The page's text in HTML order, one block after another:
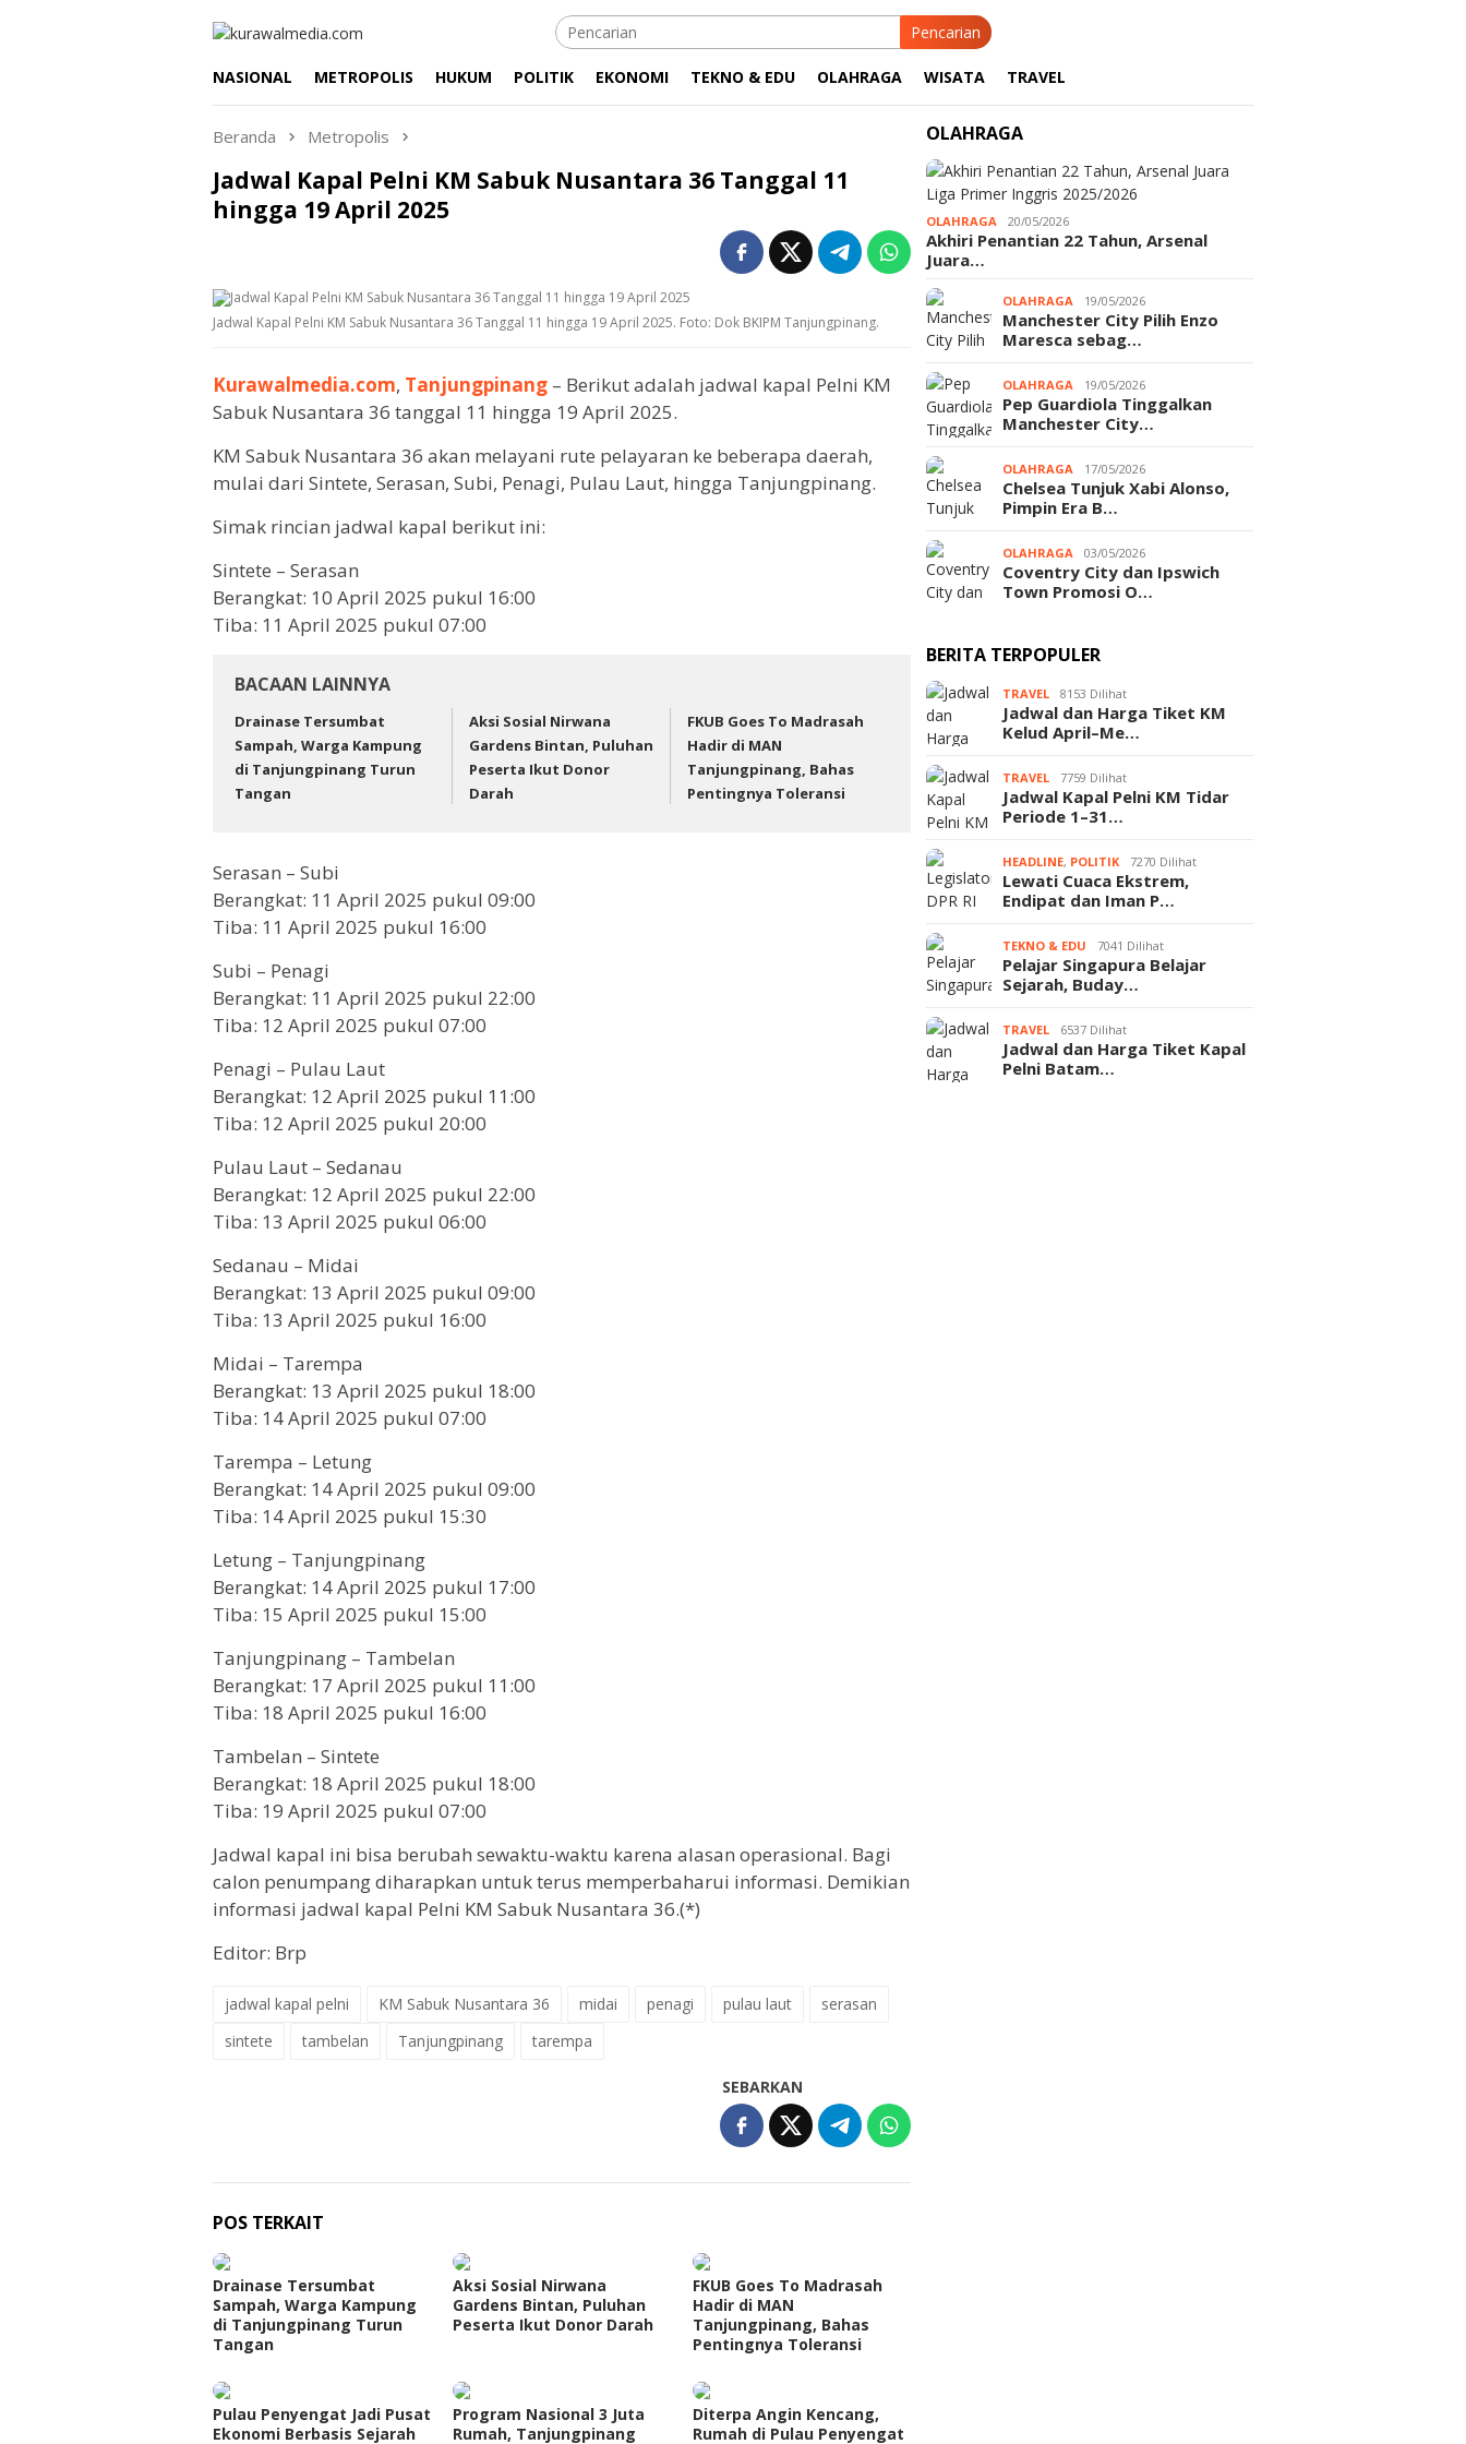
Pencarian
NASIONAL METROPOLIS HUKUM POLITIK EKONOMI TEKNO & EDU OLAHRAGA WISATA TRAVEL
Beranda Metropolis
Jadwal Kapal Pelni KM Sabuk Nusantara 36 Tanggal 11
hingga 19 April 2025
Jadwal Kapal Pelni KM Sabuk Nusantara 36 Tanggal 11 hingga 19 April 2025. Foto: Dok BKIPM Tanjungpinang.
Kurawalmedia.com, Tanjungpinang – Berikut adalah jadwal kapal Pelni KM
Sabuk Nusantara 36 tanggal 11 hingga 19 April 2025.
KM Sabuk Nusantara 36 akan melayani rute pelayaran ke beberapa daerah,
mulai dari Sintete, Serasan, Subi, Penagi, Pulau Laut, hingga Tanjungpinang.
Simak rincian jadwal kapal berikut ini:
Sintete – Serasan
Berangkat: 10 April 2025 pukul 16:00
Tiba: 11 April 2025 pukul 07:00
BACAAN LAINNYA
Drainase Tersumbat
Sampah, Warga Kampung
di Tanjungpinang Turun
Tangan
Aksi Sosial Nirwana
Gardens Bintan, Puluhan
Peserta Ikut Donor
Darah
FKUB Goes To Madrasah
Hadir di MAN
Tanjungpinang, Bahas
Pentingnya Toleransi
Serasan – Subi
Berangkat: 11 April 2025 pukul 09:00
Tiba: 11 April 2025 pukul 16:00
Subi – Penagi
Berangkat: 11 April 2025 pukul 22:00
Tiba: 12 April 2025 pukul 07:00
Penagi – Pulau Laut
Berangkat: 12 April 2025 pukul 11:00
Tiba: 12 April 2025 pukul 20:00
Pulau Laut – Sedanau
Berangkat: 12 April 2025 pukul 22:00
Tiba: 13 April 2025 pukul 06:00
Sedanau – Midai
Berangkat: 13 April 2025 pukul 09:00
Tiba: 13 April 2025 pukul 16:00
Midai – Tarempa
Berangkat: 13 April 2025 pukul 18:00
Tiba: 14 April 2025 pukul 07:00
Tarempa – Letung
Berangkat: 14 April 2025 pukul 09:00
Tiba: 14 April 2025 pukul 15:30
Letung – Tanjungpinang
Berangkat: 14 April 2025 pukul 17:00
Tiba: 15 April 2025 pukul 15:00
Tanjungpinang – Tambelan
Berangkat: 17 April 2025 pukul 11:00
Tiba: 18 April 2025 pukul 16:00
Tambelan – Sintete
Berangkat: 18 April 2025 pukul 18:00
Tiba: 19 April 2025 pukul 07:00
Jadwal kapal ini bisa berubah sewaktu-waktu karena alasan operasional. Bagi
calon penumpang diharapkan untuk terus memperbaharui informasi. Demikian
informasi jadwal kapal Pelni KM Sabuk Nusantara 36.(*)
Editor: Brp
jadwal kapal pelni KM Sabuk Nusantara 36 midai penagi pulau laut
serasan
sintete
tambelan Tanjungpinang tarempa
SEBARKAN
POS TERKAIT
Drainase Tersumbat
Sampah, Warga Kampung
di Tanjungpinang Turun
Tangan
Aksi Sosial Nirwana
Gardens Bintan, Puluhan
Peserta Ikut Donor Darah
FKUB Goes To Madrasah
Hadir di MAN
Tanjungpinang, Bahas
Pentingnya Toleransi
Pulau Penyengat Jadi Pusat
Ekonomi Berbasis Sejarah
Program Nasional 3 Juta
Rumah, Tanjungpinang
Diterpa Angin Kencang,
Rumah di Pulau Penyengat
OLAHRAGA
OLAHRAGA 20/05/2026
Akhiri Penantian 22 Tahun, Arsenal
Juara…
OLAHRAGA 19/05/2026
Manchester City Pilih Enzo
Maresca sebag…
OLAHRAGA 19/05/2026
Pep Guardiola Tinggalkan
Manchester City…
OLAHRAGA 17/05/2026
Chelsea Tunjuk Xabi Alonso,
Pimpin Era B…
OLAHRAGA 03/05/2026
Coventry City dan Ipswich
Town Promosi O…
BERITA TERPOPULER
TRAVEL 8153 Dilihat
Jadwal dan Harga Tiket KM
Kelud April–Me…
TRAVEL 7759 Dilihat
Jadwal Kapal Pelni KM Tidar
Periode 1–31…
HEADLINE, POLITIK 7270 Dilihat
Lewati Cuaca Ekstrem,
Endipat dan Iman P…
TEKNO & EDU 7041 Dilihat
Pelajar Singapura Belajar
Sejarah, Buday…
TRAVEL 6537 Dilihat
Jadwal dan Harga Tiket Kapal
Pelni Batam…